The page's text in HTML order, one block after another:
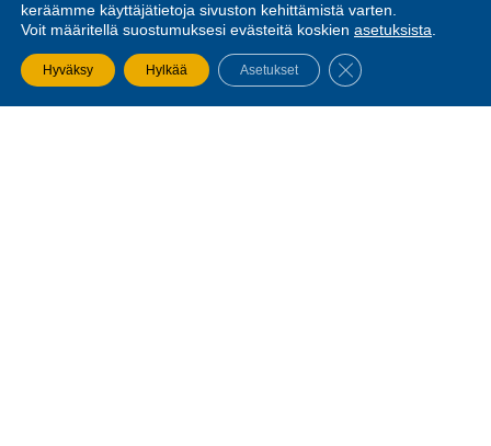
keräämme käyttäjätietoja sivuston kehittämistä varten.
Voit määritellä suostumuksesi evästeitä koskien asetuksista
Hyväksy Hylkää Asetukset SULJE